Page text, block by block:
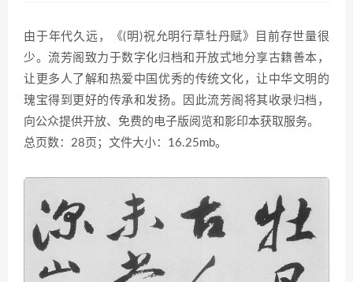
由于年代久远，《(明)祝允明行草牡丹赋》目前存世量很
少。流芳阁致力于数字化归档和开放式地分享古籍善本，
让更多人了解和热爱中国优秀的传统文化，让中华文明的
瑰宝得到更好的传承和发扬。因此流芳阁将其收录归档，
向公众提供开放、免费的电子版阅览和影印本获取服务。
总页数：28页；文件大小：16.25mb。